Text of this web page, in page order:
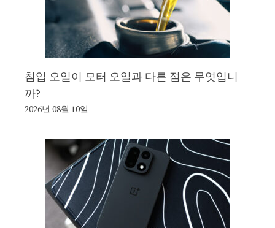
침입 오일이 모터 오일과 다른 점은 무엇입니
까?
2026년 08월 10일